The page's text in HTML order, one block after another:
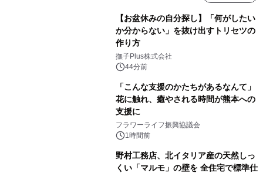
【お盆休みの自分探し】「何がしたい
か分からない」を抜け出すトリセツの
作り方
撫子Plus株式会社
44分前
「こんな支援のかたちがあるなんて」
花に触れ、癒やされる時間が熊本への
支援に
フラワーライフ振興協議会
1時間前
野村工務店、北イタリア産の天然しっ
くい「マルモ」の壁を 全住宅で標準仕